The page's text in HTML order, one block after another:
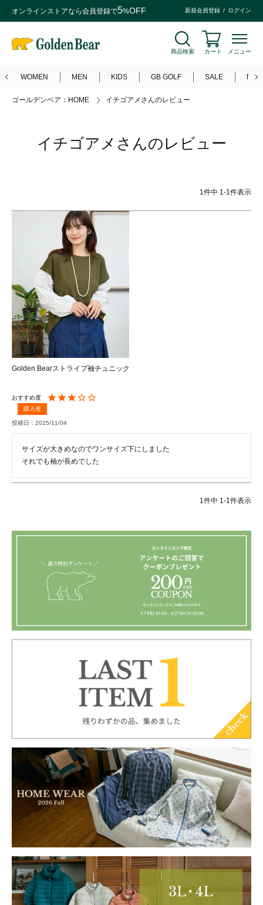
オンラインストアなら会員登録で5%OFF 新規会員登録 ログイン
商品検索 カート メニュー
WOMEN MEN KIDS GB GOLF SALE
ゴールデンベア：HOME イチゴアメさんのレビュー
イチゴアメさんのレビュー
1件中 1-1件表示
Golden Bearストライプ袖チュニック
購入者
投稿日 2025/11/04
サイズが大きめなのでワンサイズ下にしました
1件中 1-1件表示